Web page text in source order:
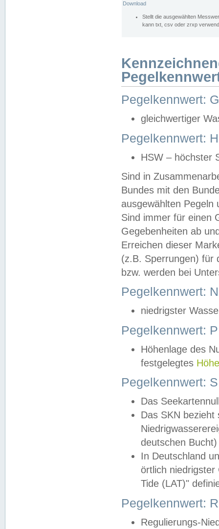
Download
Stellt die ausgewählten
kann txt, csv oder zrxp
Pegelkennwert:
gleichwertiger
Pegelkennwert:
HSW – höchster
Sind in
Bundes mit den
ausgewählten
Sind immer für einen
Gegebenheiten ab
Erreichen dieser
(z.B. Sperrungen) für
bzw. werden bei
Pegelkennwert:
niedrigster
Pegelkennwert:
Höhenlage des
festgelegtes
Pegelkennwert:
Das
Das SKN
deutschen
In Deutschland
örtlich
Tide (LAT)"
Pegelkennwert:
Regulierungs-